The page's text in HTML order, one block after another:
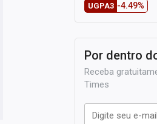
UGPA3 -4.49%
Por dentro
Receba
Times